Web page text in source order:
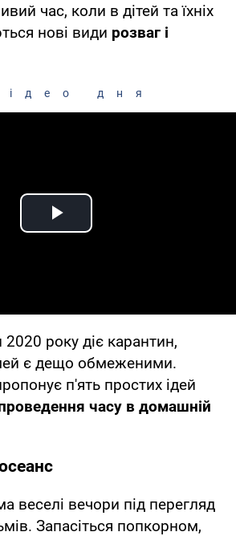
час, коли в дітей та їхніх
нові види розваг і
дня
Play Video
2020 року діє карантин,
є дещо обмеженими.
п'ять простих ідей
часу в домашній
веселі вечори під перегляд
Запасіться попкорном,